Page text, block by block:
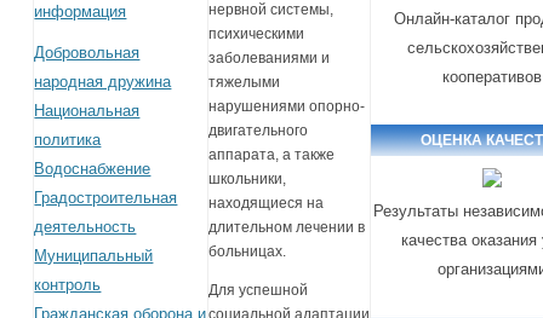
информация
Добровольная
народная дружина
Национальная
политика
Водоснабжение
Градостроительная
деятельность
Муниципальный
контроль
Гражданская оборона и
нервной системы,
психическими
заболеваниями и
тяжелыми
нарушениями опорно-
двигательного
аппарата, а также
школьники,
находящиеся на
длительном лечении в
больницах.
Для успешной
социальной адаптации
Онлайн-каталог
кооперативов
ОЦЕНКА
Результаты
качества оказания